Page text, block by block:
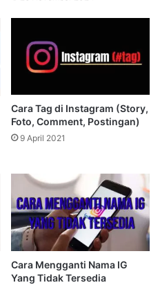
Cara Tag di Instagram (Story,
Foto, Comment, Postingan)
9 April 2021
Cara Mengganti Nama IG
Yang Tidak Tersedia